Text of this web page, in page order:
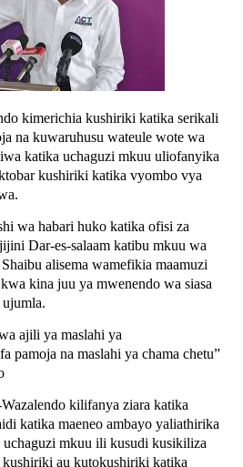
kimerichia kushiriki katika serikali
na kuwaruhusu wateule wote wa
katika uchaguzi mkuu uliofanyika
kushiriki katika vyombo vya
wa habari huko katika ofisi za
Dar-es-salaam katibu mkuu wa
alisema wamefikia maamuzi
kina juu ya mwenendo wa siasa
ajili ya maslahi ya
pamoja na maslahi ya chama chetu”
kilifanya ziara katika
katika maeneo ambayo yaliathirika
mkuu ili kusudi kusikiliza
kushiriki au kutokushiriki katika